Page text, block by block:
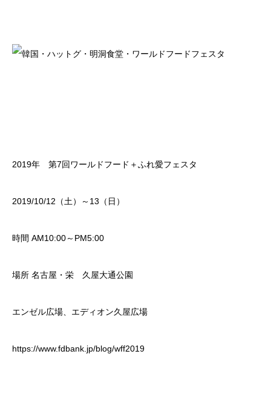
2019年 第7回ワールドフード＋ふれ愛フェスタ
2019/10/12（土）～13（日）
時間 AM10:00～PM5:00
場所 名古屋・栄 久屋大通公園
エンゼル広場、エディオン久屋広場
https://www.fdbank.jp/blog/wff2019